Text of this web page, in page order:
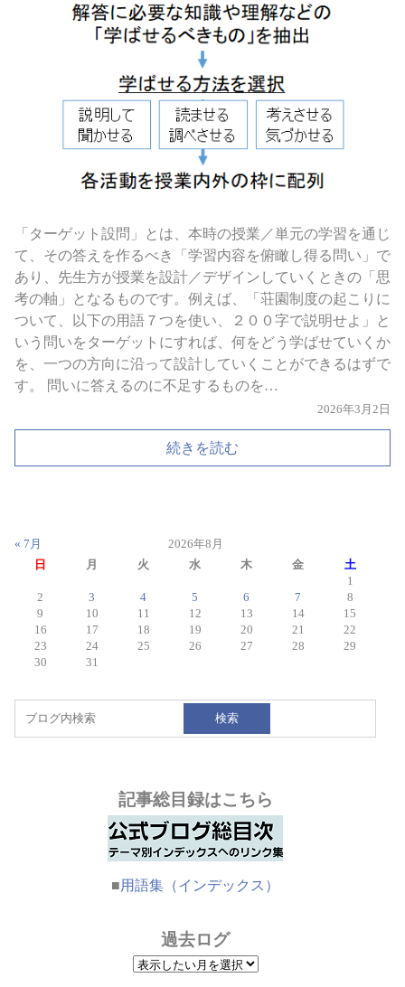
「ターゲット設問」とは、本時の授業／単元の学習を通じ
て、その答えを作るべき「学習内容を俯瞰し得る問い」で
あり、先生方が授業を設計／デザインしていくときの「思
考の軸」となるものです。例えば、「荘園制度の起こりに
ついて、以下の用語７つを使い、２００字で説明せよ」と
いう問いをターゲットにすれば、何をどう学ばせていくか
を、一つの方向に沿って設計していくことができるはずで
す。 問いに答えるのに不足するものを…
2026年3月2日
続きを読む
2026年8月
日
月 火 水 木 金
土
1
2
3 4 5 6 7
8
9
10 11 12 13 14
15
16
17 18 19 20 21
22
23
24 25 26 27 28
29
30
31
« 7月
検索
記事総目録はこちら
■用語集（インデックス）
過去ログ